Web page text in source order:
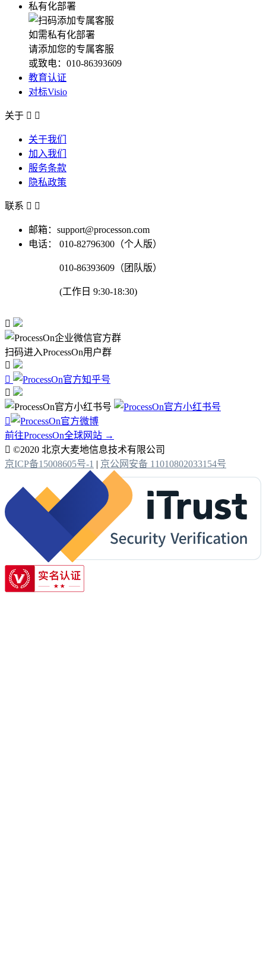
私有化部署
如需私有化部署
请添加您的专属客服
或致电：010-86393609
教育认证
对标Visio
关于  
关于我们
加入我们
服务条款
隐私政策
联系  
邮箱：support@processon.com
电话：
010-82796300（个人版）
010-86393609（团队版）
(工作日 9:30-18:30)

扫码进入ProcessOn用户群




前往ProcessOn全球网站 →
 ©2020 北京大麦地信息技术有限公司
京ICP备15008605号-1 | 京公网安备 11010802033154号